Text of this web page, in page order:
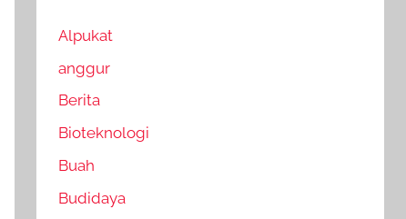
Alpukat
anggur
Berita
Bioteknologi
Buah
Budidaya